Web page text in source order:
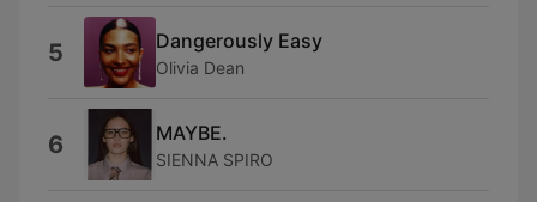
5 Dangerously Easy
Olivia Dean
6 MAYBE.
SIENNA SPIRO